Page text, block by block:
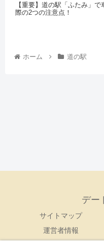
【重要】道の駅「ふたみ」で
際の2つの注意点！
ホーム 道の駅
デー
サイトマップ
運営者情報